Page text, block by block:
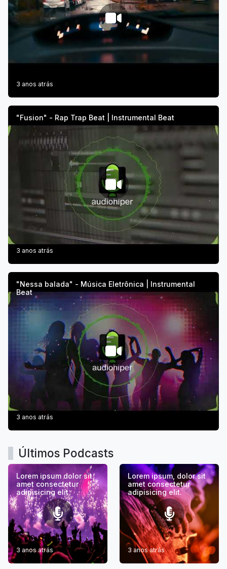
3 anos atrás
"Fusion" - Rap Trap Beat | Instrumental Beat
3 anos atrás
"Nessa balada" - Música Eletrônica | Instrumental
Beat
3 anos atrás
Últimos Podcasts
Lorem ipsum dolor sit
amet consectetur
adipisicing elit.
3 anos atrás
Lorem ipsum, dolor sit
amet consectetur
adipisicing elit.
3 anos atrás